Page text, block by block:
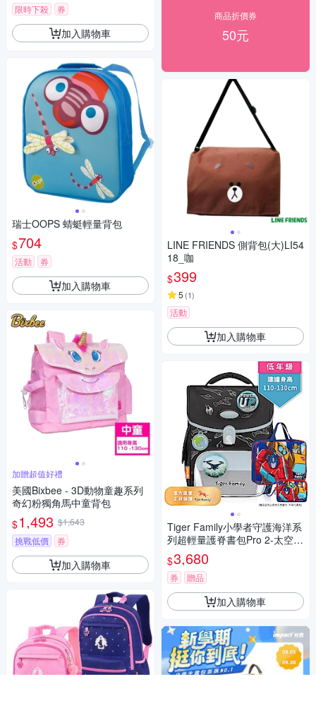
限時下殺
券
加入購物車
瑞士OOPS 蜻蜓輕量背包
$704
活動 券
加入購物車
加贈超值好禮
美國Bixbee - 3D動物童趣系列
奇幻粉獨角馬中童背包
$1,493 $1,643
挑戰低價
券
加入購物車
商品折價券
50元
LINE FRIENDS 側背包(大)LI54
18_咖
$399
5 (1)
活動
加入購物車
Tiger Family小學者守護海洋系
列超輕量護脊書包Pro 2-太空戰
記
$3,680
券 贈品
加入購物車